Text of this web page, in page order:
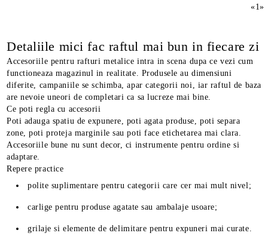
«1»
Detaliile mici fac raftul mai bun in fiecare zi
Accesoriile pentru rafturi metalice intra in scena dupa ce vezi cum
functioneaza magazinul in realitate. Produsele au dimensiuni
diferite, campaniile se schimba, apar categorii noi, iar raftul de baza
are nevoie uneori de completari ca sa lucreze mai bine.
Ce poti regla cu accesorii
Poti adauga spatiu de expunere, poti agata produse, poti separa
zone, poti proteja marginile sau poti face etichetarea mai clara.
Accesoriile bune nu sunt decor, ci instrumente pentru ordine si
adaptare.
Repere practice
polite suplimentare pentru categorii care cer mai mult nivel;
carlige pentru produse agatate sau ambalaje usoare;
grilaje si elemente de delimitare pentru expuneri mai curate.